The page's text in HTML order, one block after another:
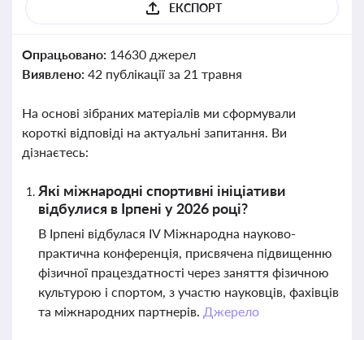
ЕКСПОРТ
Опрацьовано: 14630 джерел
Виявлено: 42 публікації за 21 травня
На основі зібраних матеріалів ми сформували
короткі відповіді на актуальні запитання. Ви
дізнаєтесь:
Які міжнародні спортивні ініціативи
відбулися в Ірпені у 2026 році?
В Ірпені відбулася IV Міжнародна науково-
практична конференція, присвячена підвищенню
фізичної працездатності через заняття фізичною
культурою і спортом, з участю науковців, фахівців
та міжнародних партнерів. Джерело